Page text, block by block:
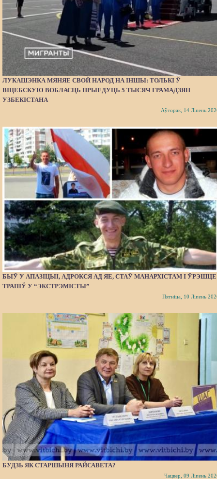
ЛУКАШЭНКА МЯНЯЕ СВОЙ НАРОД НА ІНШЫ: ТОЛЬКІ Ў
ВІЦЕБСКУЮ ВОБЛАСЦЬ ПРЫЕДУЦЬ 5 ТЫСЯЧ ГРАМАДЗЯН
УЗБЕКІСТАНА
Аўторак, 14 Ліпень
БЫЎ У АПАЗІЦЫІ, АДРОКСЯ АД ЯЕ, СТАЎ МАНАРХІСТАМ І ЎРЭШЦЕ
ТРАПІЎ У “ЭКСТРЭМІСТЫ”
Пятніца, 10 Ліпень
БУДЗЬ ЯК СТАРШЫНЯ РАЙСАВЕТА?
Чацвер, 09 Ліпень